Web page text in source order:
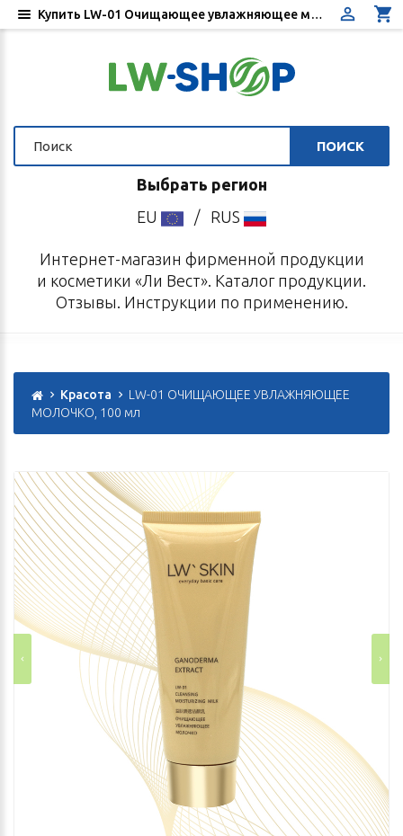
ПОИСК
Выбрать регион
EU
/ RUS
Интернет-магазин фирменной продукции
и косметики «Ли Вест». Каталог продукции.
Отзывы. Инструкции по применению.
Красота
LW-01 ОЧИЩАЮЩЕЕ УВЛАЖНЯЮЩЕЕ
МОЛОЧКО, 100 мл
Купить LW-01 Очищающее увлажняющее молочко LW`SKIN корпорация Ли Вест 100 мл